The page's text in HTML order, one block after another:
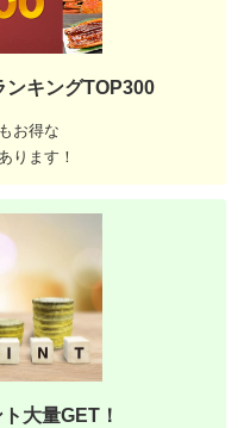
ンキングTOP300
お得な
ります！
大量GET！